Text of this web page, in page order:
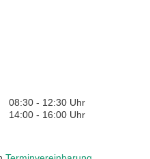
08:30 - 12:30 Uhr
14:00 - 16:00 Uhr